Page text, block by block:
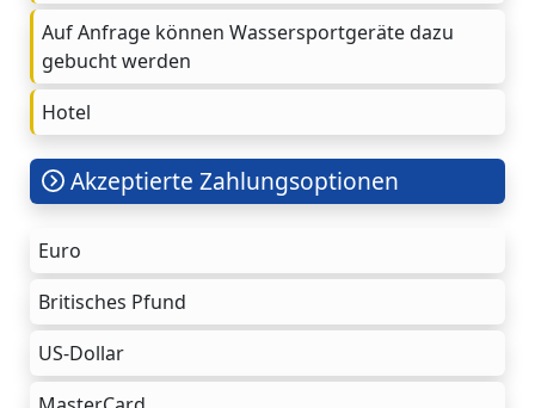
Auf Anfrage können Wassersportgeräte dazu
gebucht werden
Hotel
Akzeptierte Zahlungsoptionen
Euro
Britisches Pfund
US-Dollar